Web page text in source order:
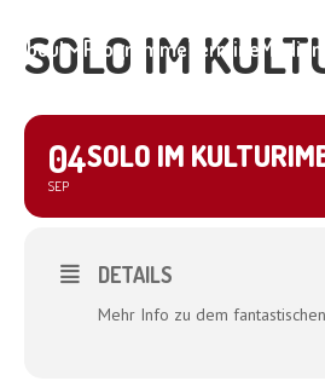
About ProgrammeTermine Medien
SOLO IM
04
SEP
SOLO IM
DETAILS
Mehr Info zu dem